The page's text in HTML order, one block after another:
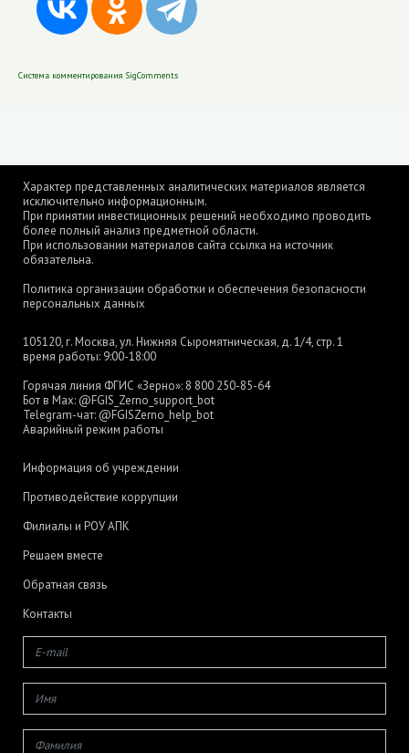
Система комментирования SigComments
Характер представленных аналитических материалов является
исключительно информационным.
При принятии инвестиционных решений необходимо проводить
более полный анализ предметной области.
При использовании материалов сайта ссылка на источник
обязательна.
Политика организации обработки и обеспечения безопасности
персональных данных
105120, г. Москва, ул. Нижняя Сыромятническая, д. 1/4, стр. 1
время работы: 9:00-18:00
Горячая линия ФГИС «Зерно»: 8 800 250-85-64
Бот в Max: @FGIS_Zerno_support_bot
Telegram-чат: @FGISZerno_help_bot
Аварийный режим работы
Информация об учреждении
Противодействие коррупции
Филиалы и РОУ АПК
Решаем вместе
Обратная связь
Контакты